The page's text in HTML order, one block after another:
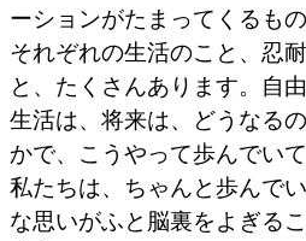
ーションがたまってくるも
それぞれの生活のこと、忍
と、たくさんあります。自
生活は、将来は、どうなる
かで、こうやって歩んでい
私たちは、ちゃんと歩んで
な思いがふと脳裏をよぎる